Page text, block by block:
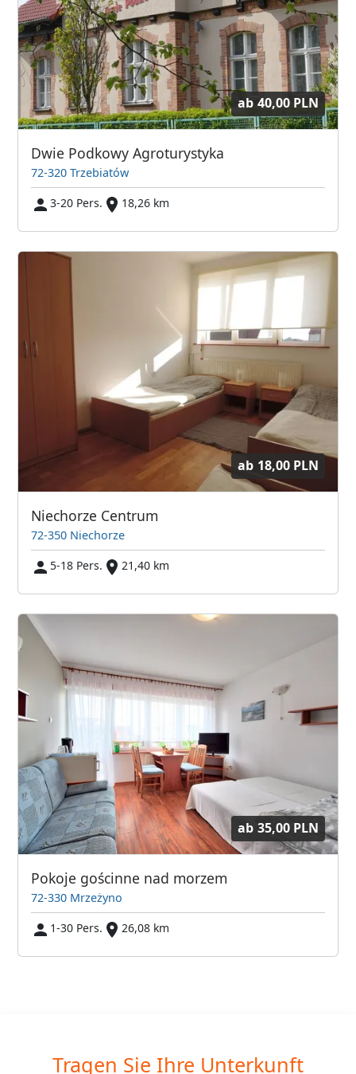
ab 40,00 PLN
Dwie Podkowy Agroturystyka
72-320 Trzebiatów
3-20 Pers.
18,26 km
ab 18,00 PLN
Niechorze Centrum
72-350 Niechorze
5-18 Pers.
21,40 km
ab 35,00 PLN
Pokoje gościnne nad morzem
72-330 Mrzeżyno
1-30 Pers.
26,08 km
Tragen Sie Ihre Unterkunft